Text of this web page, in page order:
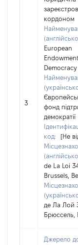
3
кордоном
European
Democracy
фонд
демократії
код:
[Не
de La Loi
Brussels,
де Ла Лой
Брюссель,
Джерело